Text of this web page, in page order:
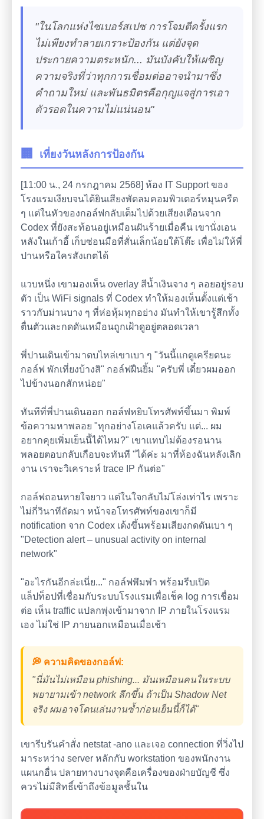
"ในโลกแห่งไซเบอร์สเปซ การโจมตีครั้งแรก
ไม่เพียงทำลายเกราะป้องกัน แต่ยังจุด
ประกายความตระหนัก... มันบังคับให้เผชิญ
ความจริงที่ว่าทุกการเชื่อมต่ออาจนำมาซึ่ง
คำถามใหม่ และพันธมิตรคือกุญแจสู่การเอา
ตัวรอดในความไม่แน่นอน"
🏢 เที่ยงวันหลังการป้องกัน
[11:00 น., 24 กรกฎาคม 2568] ห้อง IT Support ของ
โรงแรมเงียบจนได้ยินเสียงพัดลมคอมพิวเตอร์หมุนครืด
ๆ แต่ในหัวของกอล์ฟกลับเต็มไปด้วยเสียงเตือนจาก
Codex ที่ยังสะท้อนอยู่เหมือนฝันร้ายเมื่อคืน เขานั่งเอน
หลังในเก้าอี้ เก็บซ่อนมือที่สั่นเล็กน้อยใต้โต๊ะ เพื่อไม่ให้พี่
ปานหรือใครสังเกตได้
แวบหนึ่ง เขามองเห็น overlay สีน้ำเงินจาง ๆ ลอยอยู่รอบ
ตัว เป็น WiFi signals ที่ Codex ทำให้มองเห็นตั้งแต่เช้า
ราวกับม่านบาง ๆ ที่ห่อหุ้มทุกอย่าง มันทำให้เขารู้สึกทั้ง
ตื่นตัวและกดดันเหมือนถูกเฝ้าดูอยู่ตลอดเวลา
พี่ปานเดินเข้ามาตบไหล่เขาเบา ๆ "วันนี้แกดูเครียดนะ
กอล์ฟ พักเที่ยงบ้างสิ" กอล์ฟฝืนยิ้ม "ครับพี่ เดี๋ยวผมออก
ไปข้างนอกสักหน่อย"
ทันทีที่พี่ปานเดินออก กอล์ฟหยิบโทรศัพท์ขึ้นมา พิมพ์
ข้อความหาพลอย "ทุกอย่างโอเคแล้วครับ แต่... ผม
อยากคุยเพิ่มเย็นนี้ได้ไหม?" เขาแทบไม่ต้องรอนาน
พลอยตอบกลับเกือบจะทันที "ได้ค่ะ มาที่ห้องฉันหลังเลิก
งาน เราจะวิเคราะห์ trace IP กันต่อ"
กอล์ฟถอนหายใจยาว แต่ในใจกลับไม่โล่งเท่าไร เพราะ
ไม่กี่วินาทีถัดมา หน้าจอโทรศัพท์ของเขาก็มี
notification จาก Codex เด้งขึ้นพร้อมเสียงกดดันเบา ๆ
"Detection alert – unusual activity on internal
network"
"อะไรกันอีกล่ะเนี่ย..." กอล์ฟพึมพำ พร้อมรีบเปิด
แล็ปท็อปที่เชื่อมกับระบบโรงแรมเพื่อเช็ค log การเชื่อม
ต่อ เห็น traffic แปลกพุ่งเข้ามาจาก IP ภายในโรงแรม
เอง ไม่ใช่ IP ภายนอกเหมือนเมื่อเช้า
💭 ความคิดของกอล์ฟ:
"นี่มันไม่เหมือน phishing... มันเหมือนคนในระบบ
พยายามเข้า network ลึกขึ้น ถ้าเป็น Shadow Net
จริง ผมอาจโดนเล่นงานซ้ำก่อนเย็นนี้ก็ได้"
เขารีบรันคำสั่ง netstat -ano และเจอ connection ที่วิ่งไป
มาระหว่าง server หลักกับ workstation ของพนักงาน
แผนกอื่น ปลายทางบางจุดคือเครื่องของฝ่ายบัญชี ซึ่ง
ควรไม่มีสิทธิ์เข้าถึงข้อมูลชั้นใน